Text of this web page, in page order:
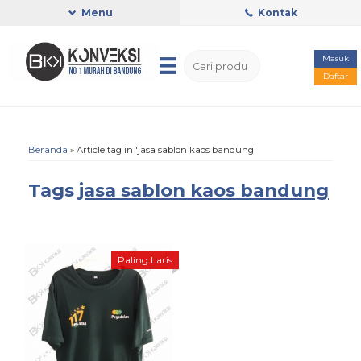
Menu Kontak
Masuk
Daftar
Beranda » Article tag in 'jasa sablon kaos bandung'
Tags jasa sablon kaos bandung
Paling Laris